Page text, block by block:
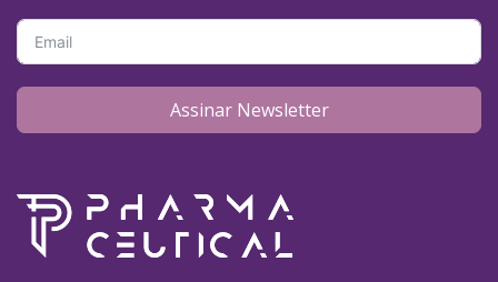
Assinar Newsletter